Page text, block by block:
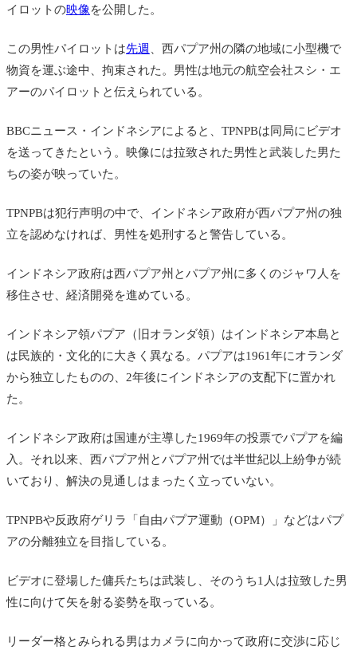
イロットの映像を公開した。
この男性パイロットは先週
、西パプア州の隣の地域に小型機で
物資を運ぶ途中、拘束された。男性は地元の航空会社スシ・エ
アーのパイロットと伝えられている。
BBCニュース・インドネシアによると、TPNPBは同局にビデオ
を送ってきたという。映像には拉致された男性と武装した男た
ちの姿が映っていた。
TPNPBは犯行声明の中で、インドネシア政府が西パプア州の独
立を認めなければ、男性を処刑すると警告している。
インドネシア政府は西パプア州とパプア州に多くのジャワ人を
移住させ、経済開発を進めている。
インドネシア領パプア（旧オランダ領）はインドネシア本島と
は民族的・文化的に大きく異なる。パプアは1961年にオランダ
から独立したものの、2年後にインドネシアの支配下に置かれ
た。
インドネシア政府は国連が主導した1969年の投票でパプアを編
入。それ以来、 西パプア州とパプア州では半世紀以上紛争が続
いており、解決の見通しはまったく立っていない。
TPNPBや反政府ゲリラ「自由パプア運動（OPM）」などはパプ
アの分離独立を目指している。
ビデオに登場した傭兵たちは武装し、そのうち1人は拉致した男
性に向けて矢を射る姿勢を取っている。
リーダー格とみられる男はカメラに向かって政府に交渉に応じ